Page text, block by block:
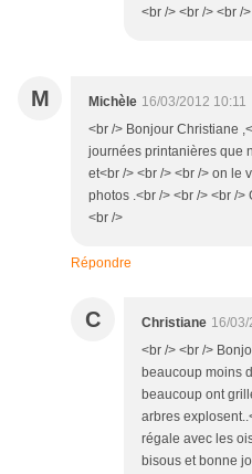
<br /> <br /> <br /
M Michèle 16/03/2012 10:11
<br /> Bonjour Christiane
journées printanières que
et<br /> <br /> <br /> on le
photos .<br /> <br /> <br /
<br />
Répondre
C Christiane 16/
<br /> <br />
beaucoup moins
beaucoup ont
arbres
régale avec les
bisous et bonne